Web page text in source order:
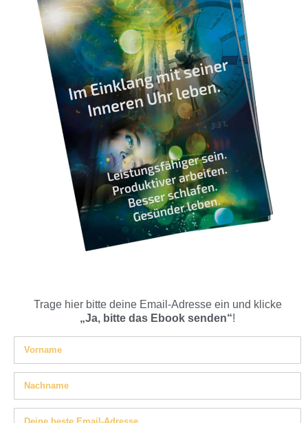
Trage hier bitte deine Email-Adresse ein und klicke
„Ja, bitte das Ebook senden“!